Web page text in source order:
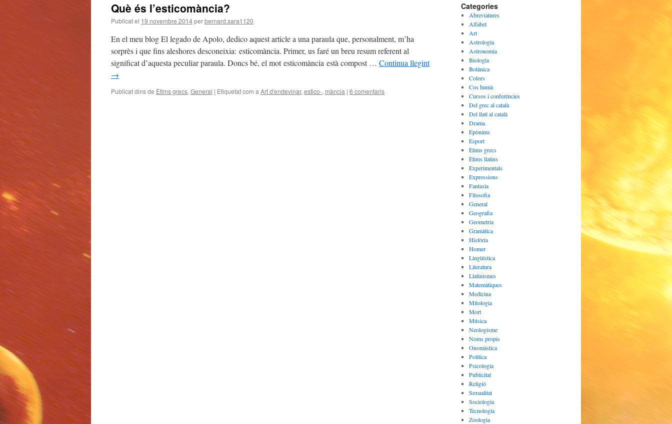
Què és l’esticomància?
Publicat el 19 novembre 2014perbernard.sara1120
En el meu blog El legado de Apolo, dedico aquest article a una paraula que, personalment, m’ha
sorprès i que fins aleshores desconeixia: esticomància. Primer, us faré un breu resum referent al
significat d’aquesta peculiar paraula. Doncs bé, el mot esticomància està compost … Continua llegint
→
Publicat dins de Ètims grecs, General | Etiquetat com a Art d'endevinar, estico-, mància | 6 comentaris
Categories
Abreviatures
Alfabet
Art
Astrologia
Astronomia
Biologia
Botànica
Colors
Cos humà
Cursos i conferències
Del grec al català
Del llatí al català
Drama
Epònims
Esport
Ètims grecs
Ètims llatins
Experimentals
Expressions
Fantasia
Filosofia
General
Geografia
Geometria
Gramàtica
Història
Homer
Lingüística
Literatura
Llatinismes
Matemàtiques
Medicina
Mitologia
Mort
Música
Neologisme
Noms propis
Onomàstica
Política
Psicologia
Publicitat
Religió
Sexualitat
Sociologia
Tecnologia
Zoologia